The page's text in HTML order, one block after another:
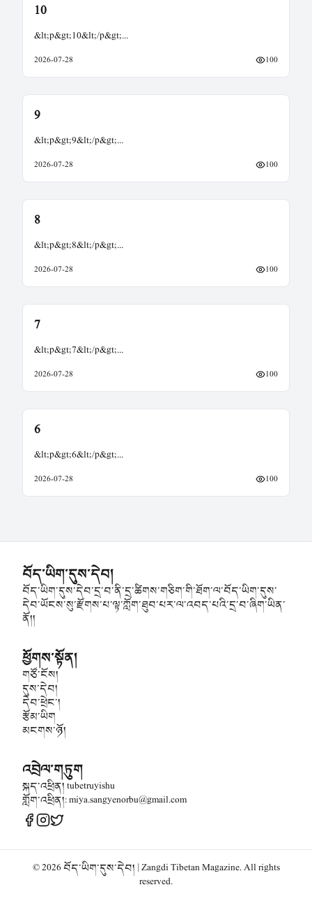
10
&lt;p&gt;10&lt;/p&gt;...
2026-07-28 100
9
&lt;p&gt;9&lt;/p&gt;...
2026-07-28 100
8
&lt;p&gt;8&lt;/p&gt;...
2026-07-28 100
7
&lt;p&gt;7&lt;/p&gt;...
2026-07-28 100
6
&lt;p&gt;6&lt;/p&gt;...
2026-07-28 100
བོད་ཡིག་དུས་དེབ།
བོད་ཡིག་དུས་དེབ་དྲ་བ་ནི་དྲ་ཚིགས་གཅིག་གི་ཐོག་ལ་བོད་ཡིག་དུས་
དེབ་ཡོངས་སུ་རྫོགས་པ་ལྟ་ཀློག་ཐུབ་པར་ལ་འབད་པའི་དྲ་བ་ཞིག་ཡིན་
ནོ།།
ཕྱོགས་སྟོན།
གཙོ་ངོས།
དུས་དེབ།
དེབ་ཕྲེང་།
རྩོམ་ཡིག
མངགས་ཉོ།
འབྲེལ་གཏུག
སྐད་འཕྲིན། tubetruyishu
གློག་འཕྲིན།: miya.sangyenorbu@gmail.com
©2026བོད་ཡིག་དུས་དེབ། | Zangdi Tibetan Magazine. All rights
reserved.